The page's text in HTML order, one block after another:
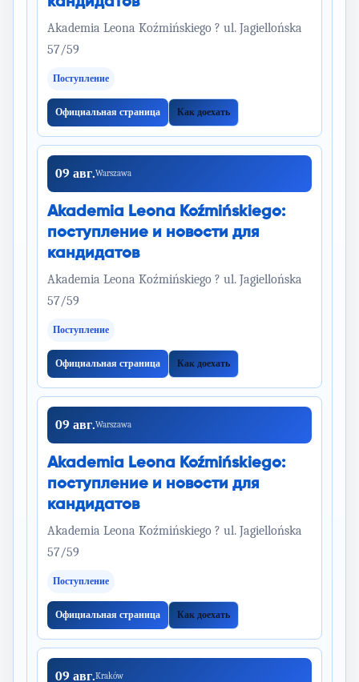
Akademia Leona Koźmińskiego ? ul. Jagiellońska
57/59
Поступление
Официальная страница Как доехать
09 авг.Warszawa
Akademia Leona Koźmińskiego:
поступление и новости для
кандидатов
Akademia Leona Koźmińskiego ? ul. Jagiellońska
57/59
Поступление
Официальная страница Как доехать
09 авг.Warszawa
Akademia Leona Koźmińskiego:
поступление и новости для
кандидатов
Akademia Leona Koźmińskiego ? ul. Jagiellońska
57/59
Поступление
Официальная страница Как доехать
09 авг.Kraków